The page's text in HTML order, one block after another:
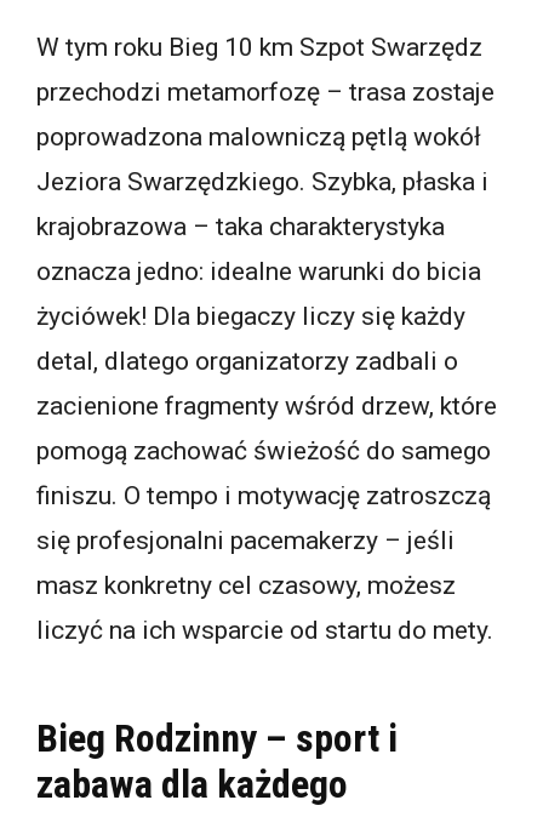
W tym roku Bieg 10 km Szpot Swarzędz
przechodzi metamorfozę – trasa zostaje
poprowadzona malowniczą pętlą wokół
Jeziora Swarzędzkiego. Szybka, płaska i
krajobrazowa – taka charakterystyka
oznacza jedno: idealne warunki do bicia
życiówek! Dla biegaczy liczy się każdy
detal, dlatego organizatorzy zadbali o
zacienione fragmenty wśród drzew, które
pomogą zachować świeżość do samego
finiszu. O tempo i motywację zatroszczą
się profesjonalni pacemakerzy – jeśli
masz konkretny cel czasowy, możesz
liczyć na ich wsparcie od startu do mety.
Bieg Rodzinny – sport i
zabawa dla każdego